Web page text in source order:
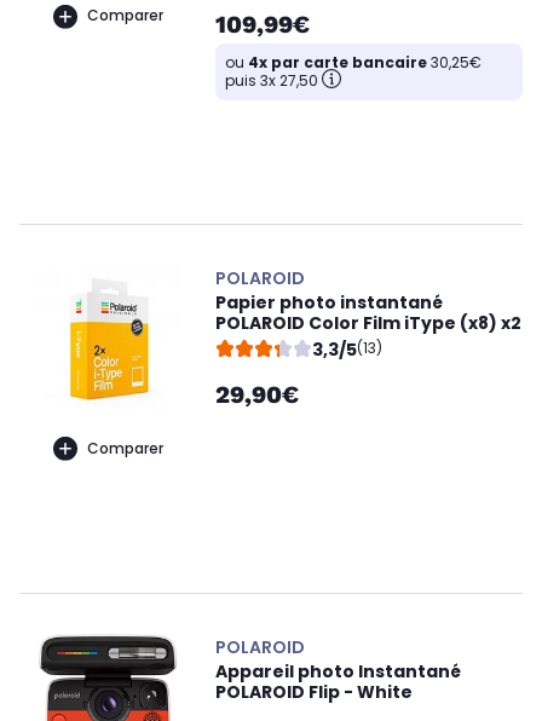
Comparer 109,99€
ou 4x par carte bancaire30,25€
puis 3x 27,50
Comparer
POLAROID
Papier photo instantané
POLAROID Color Film iType (x8) x2
3,3/5(13)
29,90€
POLAROID
Appareil photo Instantané
POLAROID Flip - White